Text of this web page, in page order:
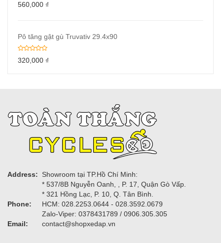
560,000 ₫
Pô tăng gật gù Truvativ 29.4x90
320,000 ₫
Address:
Showroom tại TP.Hồ Chí Minh:
* 537/8B Nguyễn Oanh, , P. 17, Quận Gò Vấp.
* 321 Hồng Lạc, P. 10, Q. Tân Bình.
Phone:
HCM: 028.2253.0644 - 028.3592.0679
Zalo-Viper: 0378431789 / 0906.305.305
Email:
contact@shopxedap.vn